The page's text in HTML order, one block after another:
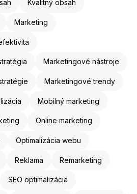
Kvalitný obsah
Marketing
Marketingové nástroje
Marketingové trendy
Mobilný marketing
Online marketing
Optimalizácia webu
Reklama Remarketing
SEO optimalizácia